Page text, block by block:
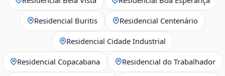
Residencial Buritis Residencial Centenário
Residencial Cidade Industrial
Residencial Copacabana Residencial do Trabalhador